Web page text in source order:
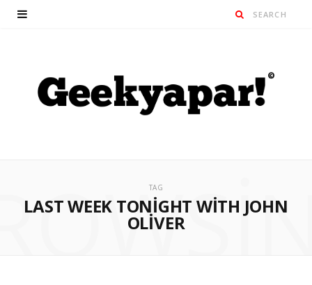
TAG
LAST WEEK TONIGHT WITH JOHN
OLIVER